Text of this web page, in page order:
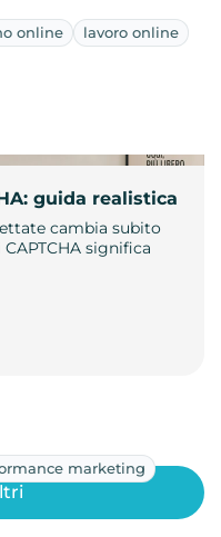
online lavoro online
guida realistica
cambia subito
significa
marketing